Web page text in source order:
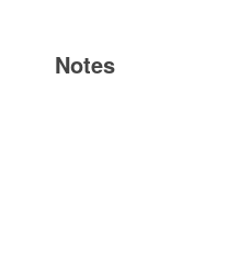
Notes